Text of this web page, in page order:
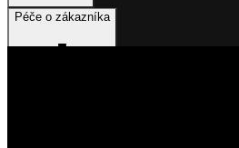
Péče o zákazníka